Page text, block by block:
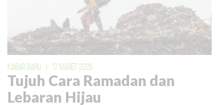
KABAR BARU 17 MARET 2026
Tujuh Cara Ramadan dan
Lebaran Hijau